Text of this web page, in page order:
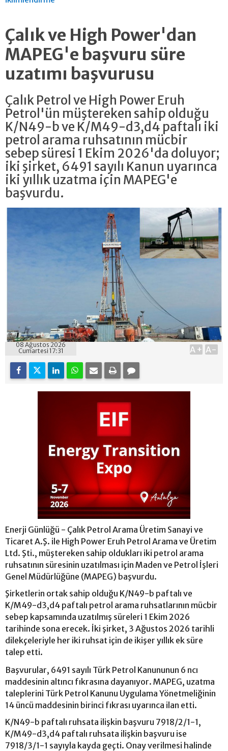
Çalık ve High Power'dan
MAPEG'e başvuru süre
uzatımı başvurusu
Çalık Petrol ve High Power Eruh
Petrol'ün müştereken sahip olduğu
K/N49-b ve K/M49-d3,d4 paftalı iki
petrol arama ruhsatının mücbir
sebep süresi 1 Ekim 2026'da doluyor;
iki şirket, 6491 sayılı Kanun uyarınca
iki yıllık uzatma için MAPEG'e
başvurdu.
08 Ağustos 2026
Cumartesi 17:31
A+ A-
Enerji Günlüğü - Çalık Petrol Arama Üretim Sanayi ve
Ticaret A.Ş. ile High Power Eruh Petrol Arama ve Üretim
Ltd. Şti., müştereken sahip oldukları iki petrol arama
ruhsatının süresinin uzatılması için Maden ve Petrol İşleri
Genel Müdürlüğüne (MAPEG) başvurdu.
Şirketlerin ortak sahip olduğu K/N49-b paftalı ve
K/M49-d3,d4 paftalı petrol arama ruhsatlarının mücbir
sebep kapsamında uzatılmış süreleri 1 Ekim 2026
tarihinde sona erecek. İki şirket, 3 Ağustos 2026 tarihli
dilekçeleriyle her iki ruhsat için de ikişer yıllık ek süre
talep etti.
Başvurular, 6491 sayılı Türk Petrol Kanununun 6 ncı
maddesinin altıncı fıkrasına dayanıyor. MAPEG, uzatma
taleplerini Türk Petrol Kanunu Uygulama Yönetmeliğinin
14 üncü maddesinin birinci fıkrası uyarınca ilan etti.
K/N49-b paftalı ruhsata ilişkin başvuru 7918/2/1-1,
K/M49-d3,d4 paftalı ruhsata ilişkin başvuru ise
7918/3/1-1 sayıyla kayda geçti. Onay verilmesi halinde